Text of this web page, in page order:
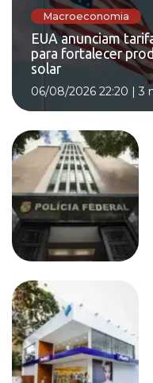
Macroeconomia
EUA anunciam
para fortalecer
solar
06/08/2026 22:20 | 3